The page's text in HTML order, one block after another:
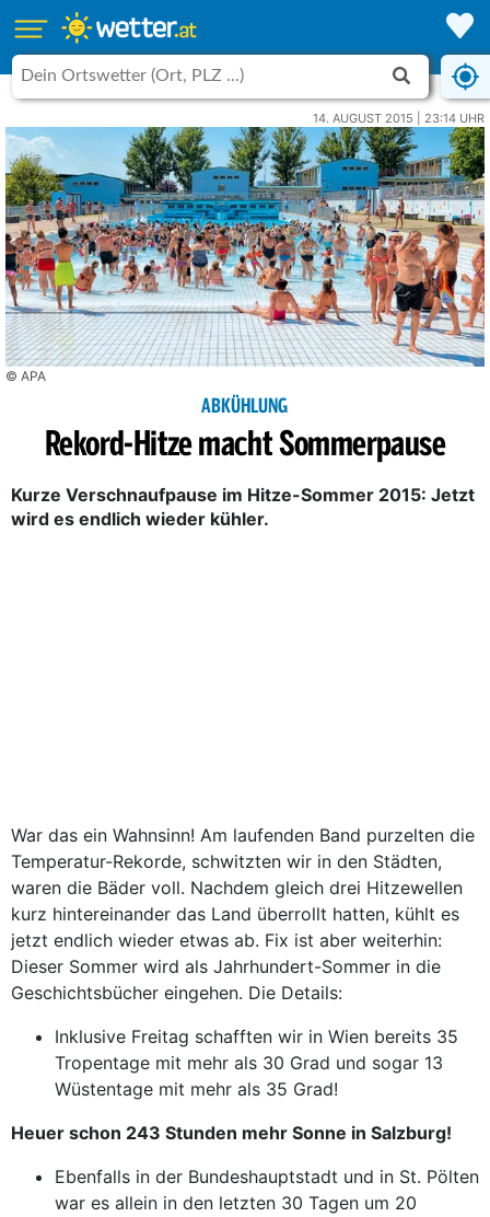
14. AUGUST 2015 | 23:14 UHR
© APA
ABKÜHLUNG
Rekord-Hitze macht Sommerpause
Kurze Verschnaufpause im Hitze-Sommer 2015: Jetzt
wird es endlich wieder kühler.
War das ein Wahnsinn! Am laufenden Band purzelten die
Temperatur-Rekorde, schwitzten wir in den Städten,
waren die Bäder voll. Nachdem gleich drei Hitzewellen
kurz hintereinander das Land überrollt hatten, kühlt es
jetzt endlich wieder etwas ab. Fix ist aber weiterhin:
Dieser Sommer wird als Jahrhundert-Sommer in die
Geschichtsbücher eingehen. Die Details:
Inklusive Freitag schafften wir in Wien bereits 35
Tropentage mit mehr als 30 Grad und sogar 13
Wüstentage mit mehr als 35 Grad!
Heuer schon 243 Stunden mehr Sonne in Salzburg!
Ebenfalls in der Bundeshauptstadt und in St. Pölten
war es allein in den letzten 30 Tagen um 20